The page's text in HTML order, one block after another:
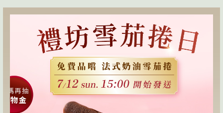
活動快訊
2026.07.09